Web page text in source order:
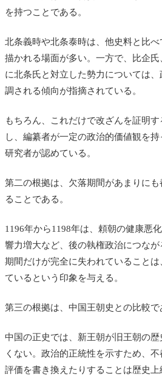
を持つことである。
北条義時や北条泰時は、他史料と比
描かれる場面が多い。一方で、比企
に北条氏と対立した勢力については
調される傾向が指摘されている。
もちろん、これだけで改ざんを証明
し、編纂者が一定の政治的価値観を
研究者が認めている。
第二の根拠は、欠落期間があまりに
ることである。
1196年から1198年は、頼朝の健康悪
響力増大など、後の執権政治につな
期間だけが完全に失われていること
ているという印象を与える。
第三の根拠は、中国王朝史との比較で
中国の正史では、新王朝が旧王朝の
くない。政治的正統性を示すため、
評価を書き換えたりすることは歴史上